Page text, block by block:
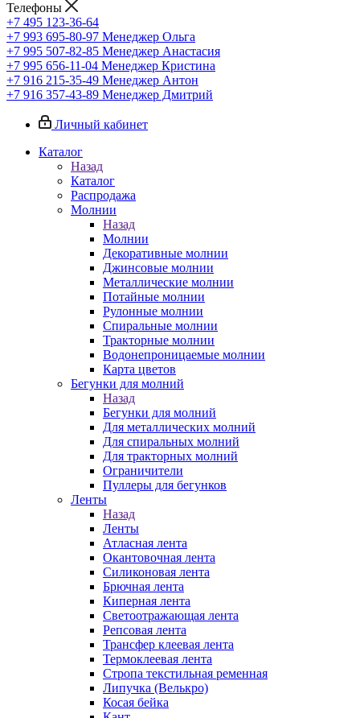
Телефоны
+7 495 123-36-64
+7 993 695-80-97 Менеджер Ольга
+7 995 507-82-85 Менеджер Анастасия
+7 995 656-11-04 Менеджер Кристина
+7 916 215-35-49 Менеджер Антон
+7 916 357-43-89 Менеджер Дмитрий
Личный кабинет
Каталог
Назад
Каталог
Распродажа
Молнии
Назад
Молнии
Декоративные молнии
Джинсовые молнии
Металлические молнии
Потайные молнии
Рулонные молнии
Спиральные молнии
Тракторные молнии
Водонепроницаемые молнии
Карта цветов
Бегунки для молний
Назад
Бегунки для молний
Для металлических молний
Для спиральных молний
Для тракторных молний
Ограничители
Пуллеры для бегунков
Ленты
Назад
Ленты
Атласная лента
Окантовочная лента
Силиконовая лента
Брючная лента
Киперная лента
Светоотражающая лента
Репсовая лента
Трансфер клеевая лента
Термоклеевая лента
Стропа текстильная ременная
Липучка (Велькро)
Косая бейка